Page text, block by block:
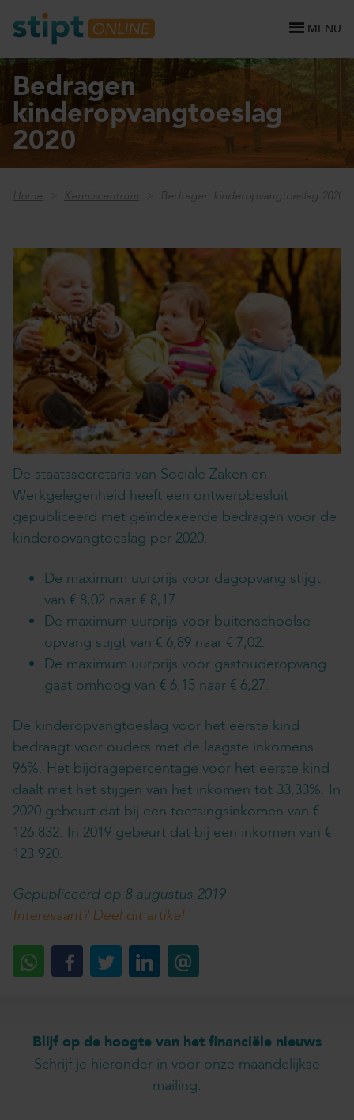
MENU
Bedragen
kinderopvangtoeslag
2020
Home Kenniscentrum Bedragen kinderopvangtoeslag 2020
De staatssecretaris van Sociale Zaken en
Werkgelegenheid heeft een ontwerpbesluit
gepubliceerd met geïndexeerde bedragen voor de
kinderopvangtoeslag per 2020.
De maximum uurprijs voor dagopvang stijgt
van € 8,02 naar € 8,17.
De maximum uurprijs voor buitenschoolse
opvang stijgt van € 6,89 naar € 7,02.
De maximum uurprijs voor gastouderopvang
gaat omhoog van € 6,15 naar € 6,27.
De kinderopvangtoeslag voor het eerste kind
bedraagt voor ouders met de laagste inkomens
96%. Het bijdragepercentage voor het eerste kind
daalt met het stijgen van het inkomen tot 33,33%. In
2020 gebeurt dat bij een toetsingsinkomen van €
126.832. In 2019 gebeurt dat bij een inkomen van €
123.920.
Gepubliceerd op 8 augustus 2019
Interessant? Deel dit artikel
Blijf op de hoogte van het financiële nieuws
Schrijf je hieronder in voor onze maandelijkse
mailing.